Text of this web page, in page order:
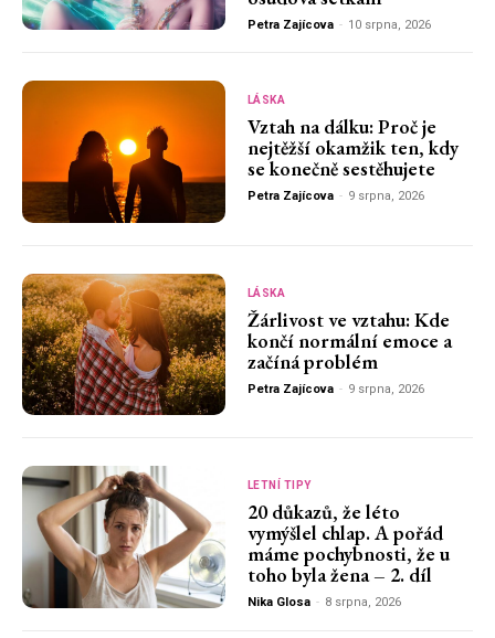
Petra Zajícova - 10 srpna, 2026
LÁSKA
Vztah na dálku: Proč je
nejtěžší okamžik ten, kdy
se konečně sestěhujete
Petra Zajícova - 9 srpna, 2026
LÁSKA
Žárlivost ve vztahu: Kde
končí normální emoce a
začíná problém
Petra Zajícova - 9 srpna, 2026
LETNÍ TIPY
20 důkazů, že léto
vymýšlel chlap. A pořád
máme pochybnosti, že u
toho byla žena – 2. díl
Nika Glosa - 8 srpna, 2026